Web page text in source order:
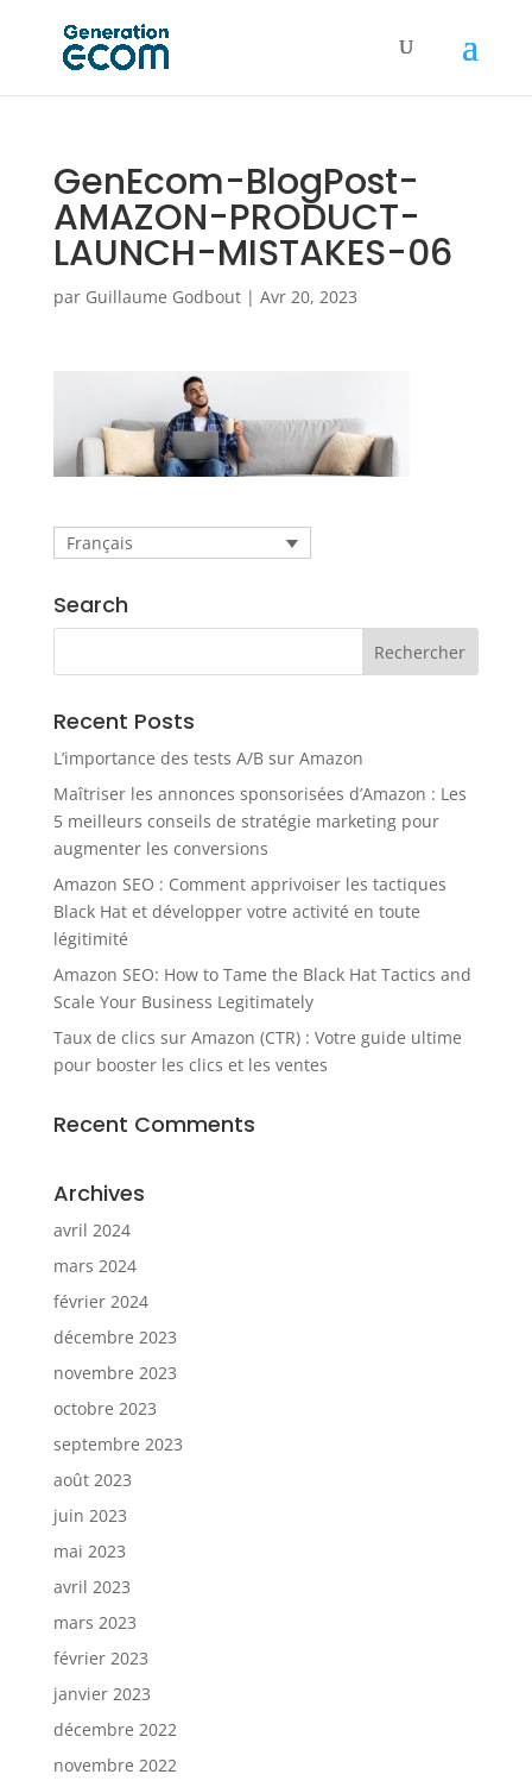
GenEcom-BlogPost-
AMAZON-PRODUCT-
LAUNCH-MISTAKES-06
par Guillaume Godbout| Avr 20, 2023
Français
Search
Recent Posts
L’importance des tests A/B sur Amazon
Maîtriser les annonces sponsorisées d’Amazon : Les
5 meilleurs conseils de stratégie marketing pour
augmenter les conversions
Amazon SEO : Comment apprivoiser les tactiques
Black Hat et développer votre activité en toute
légitimité
Amazon SEO: How to Tame the Black Hat Tactics and
Scale Your Business Legitimately
Taux de clics sur Amazon (CTR) : Votre guide ultime
pour booster les clics et les ventes
Recent Comments
Archives
avril 2024
mars 2024
février 2024
décembre 2023
novembre 2023
octobre 2023
septembre 2023
août 2023
juin 2023
mai 2023
avril 2023
mars 2023
février 2023
janvier 2023
décembre 2022
novembre 2022